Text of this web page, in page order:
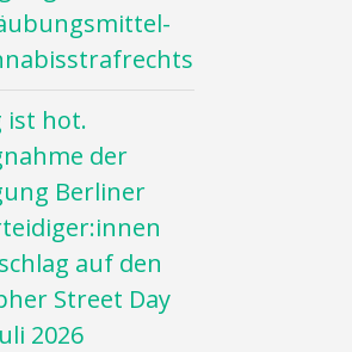
ist hot.
der
Berliner
auf den
Street Day
2026